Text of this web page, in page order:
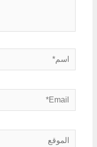
اسم*
Email*
الموقع